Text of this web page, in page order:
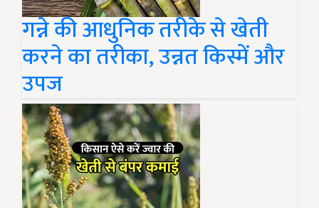
गन्ने की आधुनिक तरीके से खेती
करने का तरीका, उन्नत किस्में और
उपज